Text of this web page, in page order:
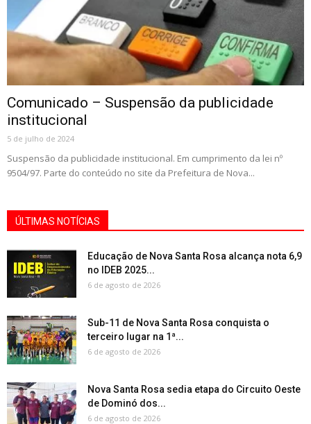
Comunicado – Suspensão da publicidade
institucional
5 de julho de 2024
Suspensão da publicidade institucional. Em cumprimento da lei nº
9504/97. Parte do conteúdo no site da Prefeitura de Nova...
ÚLTIMAS NOTÍCIAS
Educação de Nova Santa Rosa alcança nota 6,9
no IDEB 2025...
6 de agosto de 2026
Sub-11 de Nova Santa Rosa conquista o
terceiro lugar na 1ª...
6 de agosto de 2026
Nova Santa Rosa sedia etapa do Circuito Oeste
de Dominó dos...
6 de agosto de 2026